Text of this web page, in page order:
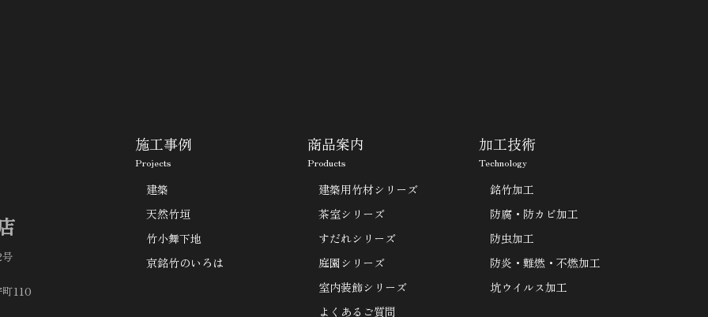
110
施工事例
Projects
建築
天然竹垣
竹小舞下地
京銘竹のいろは
商品案内
Products
建築用竹材シリーズ
茶室シリーズ
すだれシリーズ
庭園シリーズ
室内装飾シリーズ
よくあるご質問
加工技術
Technology
銘竹加工
防腐・防カビ加工
防虫加工
防炎・難燃・不燃加工
坑ウイルス加工